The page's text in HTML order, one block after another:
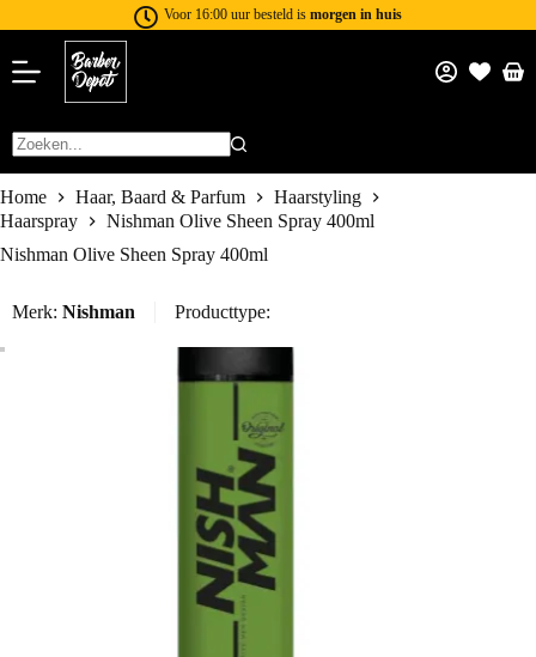
Voor 16:00 uur besteld is morgen in huis
Home Haar, Baard & Parfum
Haarstyling
Haarspray
Nishman Olive Sheen Spray 400ml
Nishman Olive Sheen Spray 400ml
Merk: Nishman Producttype: